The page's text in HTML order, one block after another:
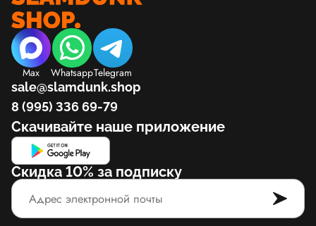
Max WhatsappTelegram
sale@slamdunk.shop
8 (995) 336 69-79
Скачивайте наше приложение
Скидка 10% за подписку